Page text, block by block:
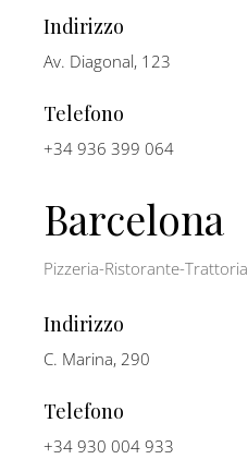
Indirizzo
Av. Diagonal, 123
Telefono
+34 936 399 064
Barcelona
Pizzeria-Ristorante-Trattoria
Indirizzo
C. Marina, 290
Telefono
+34 930 004 933